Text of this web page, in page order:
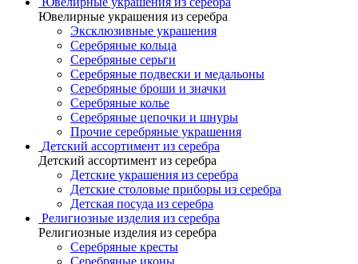
Ювелирные украшения из серебра
Эксклюзивные украшения
Серебряные кольца
Серебряные серьги
Серебряные подвески и медальоны
Серебряные броши и значки
Серебряные колье
Серебряные цепочки и шнуры
Прочие серебряные украшения
Детский ассортимент из серебра
Детский ассортимент из серебра
Детские украшения из серебра
Детские столовые приборы из серебра
Детская посуда из серебра
Религиозные изделия из серебра
Религиозные изделия из серебра
Серебряные кресты
Серебряные иконы